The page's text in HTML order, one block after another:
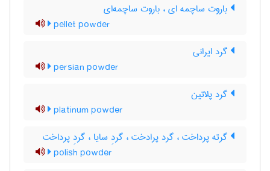
باروت ساچمه ای ، باروت ساچمه‌ای
pellet powder
گرد ایرانی
persian powder
گرد پلاتین
platinum powder
گرته پرداخت ، گرد پرادخت ، گردِ سایا ، گردِ پرداخت
polish powder